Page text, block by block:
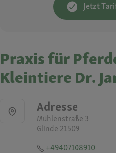
Jetzt
Praxis für
Kleintiere Dr.
Adresse
Mühlenstraße 3
Glinde 21509
+49407108910